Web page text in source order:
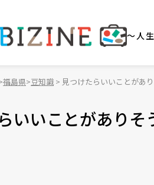
～人
福島県 豆知識 見つけたらいいことがあ
いいことがあり